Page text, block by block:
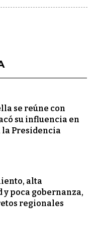
se reúne con
su influencia en
la Presidencia
alta
y poca gobernanza,
regionales